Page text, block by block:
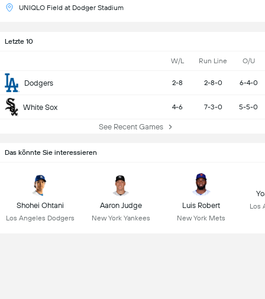
UNIQLO Field at Dodger Stadium
Letzte 10
W/L Run Line O/U
Dodgers 2-8 2-8-0 6-4-0
White Sox 4-6 7-3-0 5-5-0
See Recent Games
Das könnte Sie interessieren
Shohei Ohtani
Los Angeles Dodgers
Aaron Judge
New York Yankees
Luis Robert
New York Mets
Los